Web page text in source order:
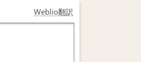
Weblio翻訳